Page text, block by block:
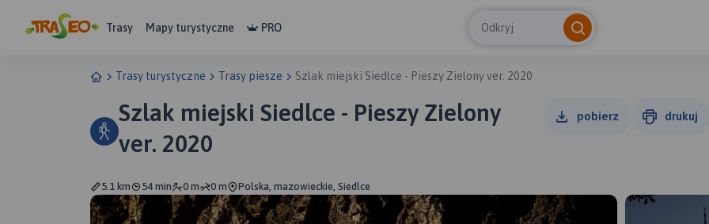
Trasy Mapy turystyczne PRO Odkryj
Trasy turystyczne Trasy piesze Szlak miejski Siedlce - Pieszy Zielony ver. 2020
Szlak miejski Siedlce - Pieszy Zielony
ver. 2020
pobierz drukuj
5.1 km 54 min 0 m 0 m Polska, mazowieckie, Siedlce